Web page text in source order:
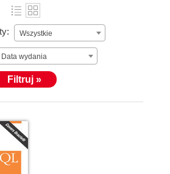
Wszystkie
Data wydania
Filtruj »